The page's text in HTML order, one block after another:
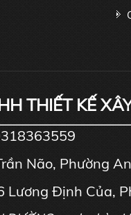
THIẾT KẾ
Não, Phường
Lương Định Của,